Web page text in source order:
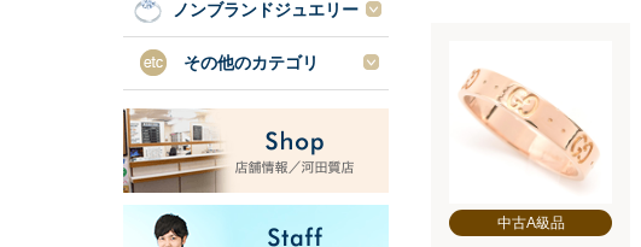
中古A級品
ノンブランドジュエリー
その他のカテゴリ